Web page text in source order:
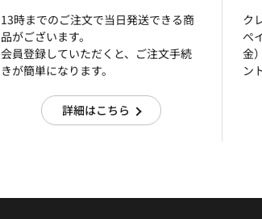
13時までのご注文で当日発送できる商
品がございます。
会員登録していただくと、ご注文手続
きが簡単になります。
詳細はこちら
ク
ぺ
金
ン